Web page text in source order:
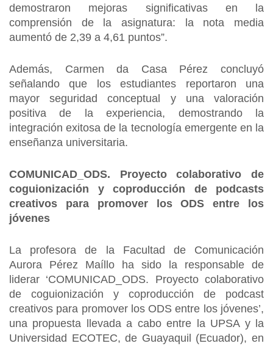
demostraron mejoras significativas en la
comprensión de la asignatura: la nota media
aumentó de 2,39 a 4,61 puntos”.
Además, Carmen da Casa Pérez concluyó
señalando que los estudiantes reportaron una
mayor seguridad conceptual y una valoración
positiva de la experiencia, demostrando la
integración exitosa de la tecnología emergente en la
enseñanza universitaria.
COMUNICAD_ODS. Proyecto colaborativo de
coguionización y coproducción de podcasts
creativos para promover los ODS entre los
jóvenes
La profesora de la Facultad de Comunicación
Aurora Pérez Maíllo ha sido la responsable de
liderar ‘COMUNICAD_ODS. Proyecto colaborativo
de coguionización y coproducción de podcast
creativos para promover los ODS entre los jóvenes’,
una propuesta llevada a cabo entre la UPSA y la
Universidad ECOTEC, de Guayaquil (Ecuador), en